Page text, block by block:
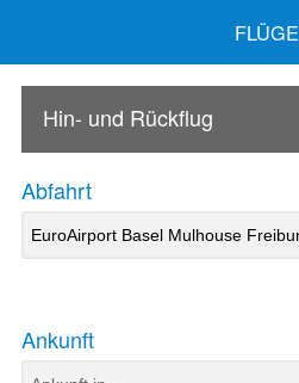
FLÜGE
Hin- und Rückflug
Abfahrt
Ankunft